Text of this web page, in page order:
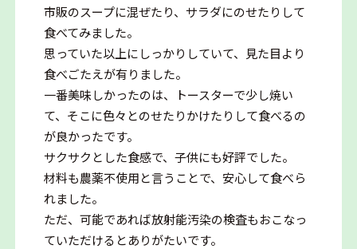
市販のスープに混ぜたり、サラダにのせたりして
食べてみました。
思っていた以上にしっかりしていて、見た目より
食べごたえが有りました。
一番美味しかったのは、トースターで少し焼い
て、そこに色々とのせたりかけたりして食べるの
が良かったです。
サクサクとした食感で、子供にも好評でした。
材料も農薬不使用と言うことで、安心して食べら
れました。
ただ、可能であれば放射能汚染の検査もおこなっ
ていただけるとありがたいです。